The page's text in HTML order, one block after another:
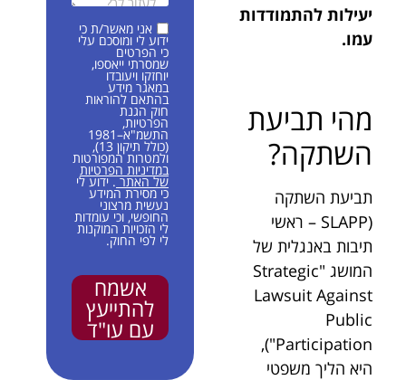
יעילות להתמודדות
עמו.
מהי תביעת
השתקה?
תביעת השתקה
(SLAPP – ראשי
תיבות באנגלית של
המושג "Strategic
Lawsuit Against
Public
Participation"),
היא הליך משפטי
אני מאשר/ת כי
ידוע לי ומוסכם עלי
כי הפרטים
שמסרתי ייאספו,
יוחזקו ויעובדו
במאגר מידע
בהתאם להוראות
חוק הגנת
הפרטיות,
התשמ"א–1981
(כולל תיקון 13),
ולמטרות המפורטות
במדיניות הפרטיות
של האתר. ידוע לי
כי מסירת המידע
נעשית מרצוני
החופשי, וכי עומדות
לי הזכויות המוקנות
לי לפי החוק.
אשמח
להתייעץ
עם עו"ד